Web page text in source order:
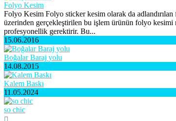
Folyo Kesim
Folyo Kesim Folyo sticker kesim olarak da
üzerinden gerçekleştirilen bu işlem ürünün folyo kesimi
profesyonellik gerektirir. Bu...
15.06.2016
Boğalar Baraj yolu
14.08.2015
Kalem Baskı
11.05.2024
so chic